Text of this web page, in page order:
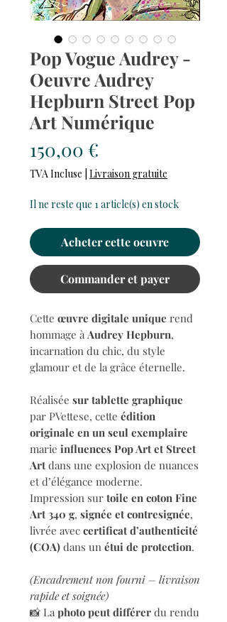
Pop Vogue Audrey -
Oeuvre Audrey
Hepburn Street Pop
Art Numérique
150,00 €
TVA Incluse Livraison gratuite
Il ne reste que 1 article(s) en stock
Acheter cette oeuvre
Commander et payer
Cette œuvre digitale unique rend
hommage àAudrey Hepburn,
incarnation du chic, du style
glamour et de la grâce éternelle.
Réalisée sur tablette graphique
par PVettese, cette édition
originale en un seul exemplaire
marie influences Pop Art et Street
Art dans une explosion de nuances
et d’élégance moderne.
Impression sur toile en coton Fine
Art 340 g, signée et contresignée,
livrée avec certificat d’authenticité
(COA) dans un étui de protection.
(Encadrement non fourni – livraison
rapide et soignée)
📸 Laphoto peut différer du rendu